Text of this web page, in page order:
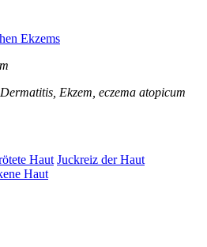
Ekzems
Ekzem, eczema atopicum
Haut Juckreiz der Haut
Haut